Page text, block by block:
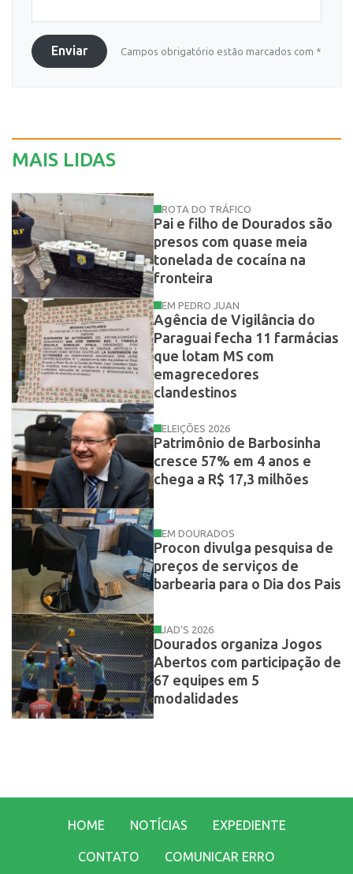
Enviar Campos obrigatório estão marcados com *
MAIS LIDAS
ROTA DO TRÁFICO
Pai e filho de Dourados são
presos com quase meia
tonelada de cocaína na
fronteira
EM PEDRO JUAN
Agência de Vigilância do
Paraguai fecha 11 farmácias
que lotam MS com
emagrecedores
clandestinos
ELEIÇÕES 2026
Patrimônio de Barbosinha
cresce 57% em 4 anos e
chega a R$ 17,3 milhões
EM DOURADOS
Procon divulga pesquisa de
preços de serviços de
barbearia para o Dia dos Pais
JAD'S 2026
Dourados organiza Jogos
Abertos com participação de
67 equipes em 5
modalidades
HOME NOTÍCIAS EXPEDIENTE
CONTATO COMUNICAR ERRO